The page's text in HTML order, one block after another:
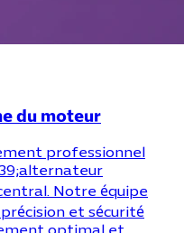
du moteur
professionnel
Notre équipe
et sécurité